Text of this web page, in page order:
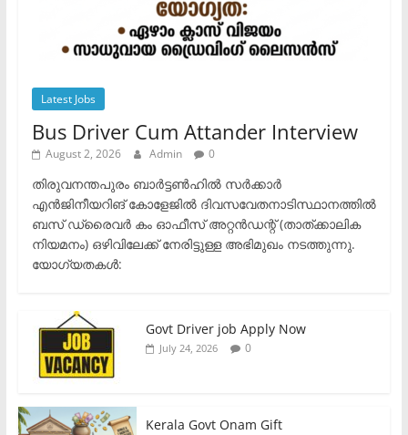
Latest Jobs
Bus Driver Cum Attander Interview
August 2, 2026 Admin 0
തിരുവനന്തപുരം ബാർട്ടൺഹിൽ സർക്കാർ
എൻജിനീയറിങ് കോളേജിൽ ദിവസവേതനാടിസ്ഥാനത്തിൽ
ബസ് ഡ്രൈവർ കം ഓഫീസ് അറ്റൻഡന്റ് (താത്ക്കാലിക
നിയമനം) ഒഴിവിലേക്ക് നേരിട്ടുള്ള അഭിമുഖം നടത്തുന്നു.​
യോഗ്യതകൾ:
Govt Driver job Apply Now
July 24, 2026 0
Kerala Govt Onam Gift